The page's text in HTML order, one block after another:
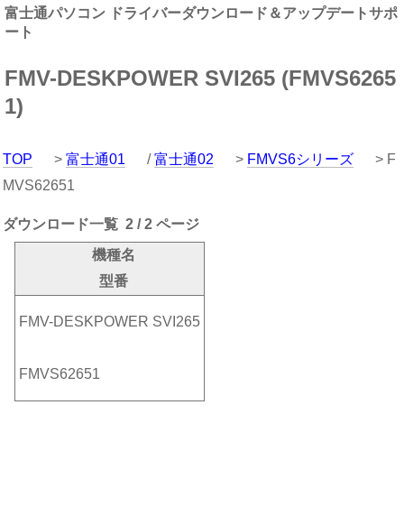
富士通パソコン ドライバーダウンロード＆アップデートサポ
ート
FMV-DESKPOWER SVI265 (FMVS6265
1)
TOP > 富士通01 /富士通02 > FMVS6シリーズ
> F
MVS62651
ダウンロード一覧 2 / 2 ページ
機種名
型番
FMV-DESKPOWER SVI265
FMVS62651